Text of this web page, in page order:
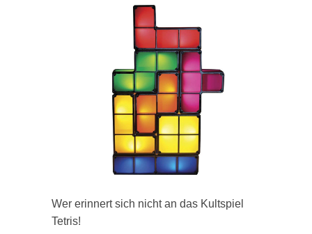
Wer erinnert sich nicht an das Kultspiel
Tetris!